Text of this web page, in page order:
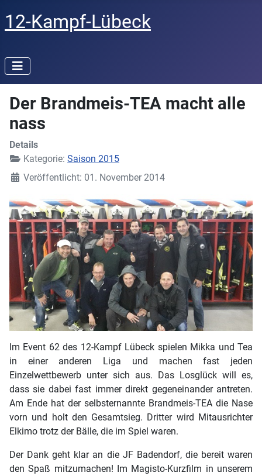
12-Kampf-Lübeck
Der Brandmeis-TEA macht alle
nass
Details
Kategorie: Saison 2015
Veröffentlicht: 01. November 2014
Im Event 62 des 12-Kampf Lübeck spielen Mikka und Tea
in einer anderen Liga und machen fast jeden
Einzelwettbewerb unter sich aus. Das Losglück will es,
dass sie dabei fast immer direkt gegeneinander antreten.
Am Ende hat der selbsternannte Brandmeis-TEA die Nase
vorn und holt den Gesamtsieg. Dritter wird Mitausrichter
Elkimo trotz der Bälle, die im Spiel waren.
Der Dank geht klar an die JF Badendorf, die bereit waren
den Spaß mitzumachen! Im Magisto-Kurzfilm in unserem